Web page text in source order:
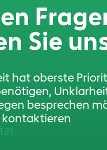
Sie
hat oberste
besprechen
kontaktieren
21